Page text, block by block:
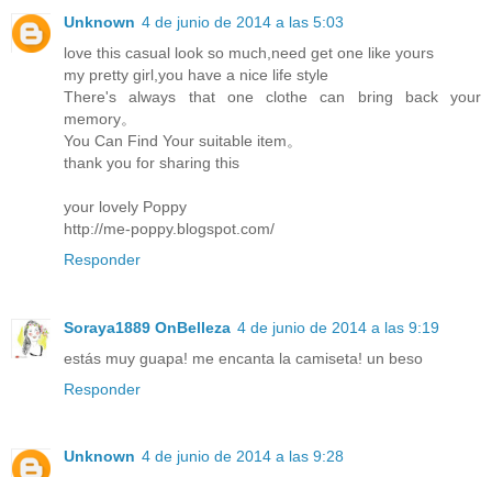
Unknown 4 de junio de 2014 a las 5:03
love this casual look so much,need get one like yours
my pretty girl,you have a nice life style
There's always that one clothe can bring back your
memory。
You Can Find Your suitable item。
thank you for sharing this
your lovely Poppy
http://me-poppy.blogspot.com/
Responder
Soraya1889 OnBelleza 4 de junio de 2014 a las 9:19
estás muy guapa! me encanta la camiseta! un beso
Responder
Unknown 4 de junio de 2014 a las 9:28